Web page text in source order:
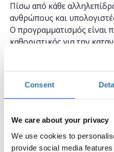
Consent
We care about your privacy
We use cookies to
provide social media
Πίσω από κάθε
ανθρώπους και
Ο προγραμματισμός είναι
καθοριστικός για την
συνδεδεμένου κόσμου.
βασικές γνώσεις
τεχνολογία αλλά και
μεθοδικά για την επίλυση
Σκοπός
Το workshop αυτό έχει